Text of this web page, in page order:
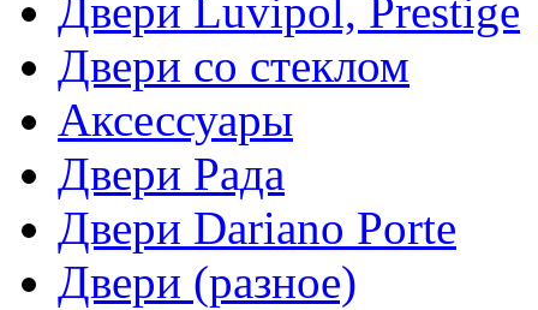
Двери Luvipol, Prestige
Двери со стеклом
Аксессуары
Двери Рада
Двери Dariano Porte
Двери (разное)